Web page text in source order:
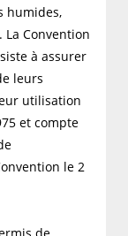
humides,
La Convention
à assurer
leurs
utilisation
et compte
le 2